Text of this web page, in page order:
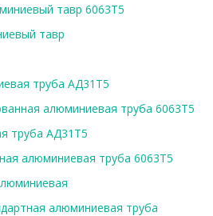
тавр 6063Т5
тавр
труба АД31Т5
алюминиевая труба 6063Т5
труба АД31Т5
алюминиевая труба 6063Т5
алюминиевая труба